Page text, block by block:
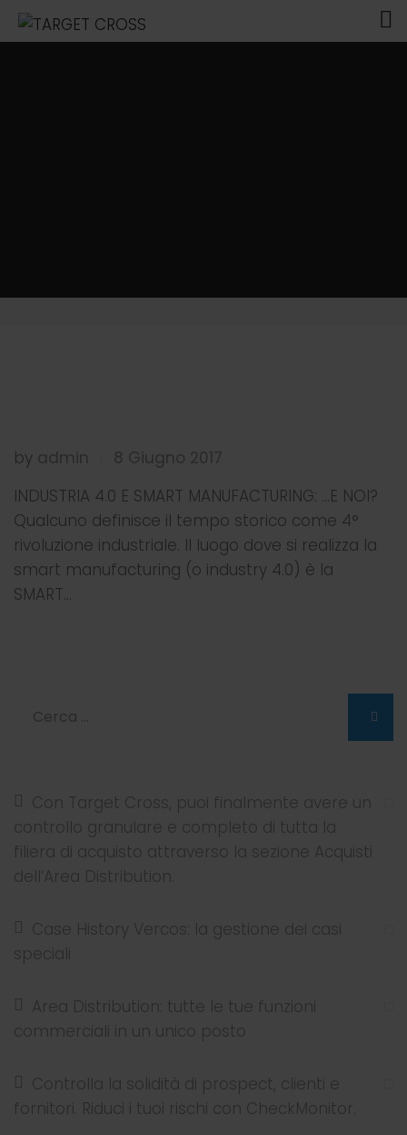
by admin
8 Giugno 2017
INDUSTRIA 4.0 E SMART MANUFACTURING: ...E NOI?
Qualcuno definisce il tempo storico come 4°
rivoluzione industriale. Il luogo dove si realizza la
smart manufacturing (o industry 4.0) è la
SMART…
Con Target Cross, puoi finalmente avere un
controllo granulare e completo di tutta la
filiera di acquisto attraverso la sezione Acquisti
dell’Area Distribution.
Case History Vercos: la gestione dei casi
speciali
Area Distribution: tutte le tue funzioni
commerciali in un unico posto
Controlla la solidità di prospect, clienti e
fornitori. Riduci i tuoi rischi con CheckMonitor.